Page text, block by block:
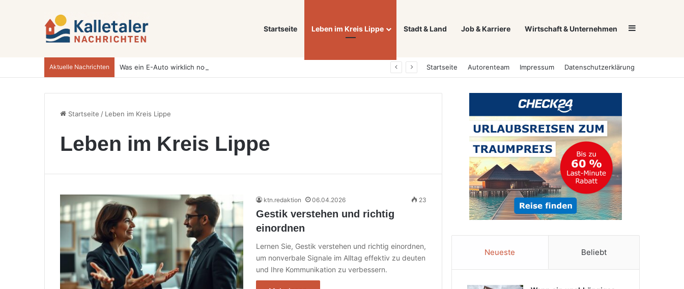
Startseite Leben im Kreis Lippe Stadt & Land Job & Karriere Wirtschaft & Unternehmen Sidebar
Aktuelle Nachrichten Startseite Autorenteam Impressum Datenschutzerklärung
Startseite / Leben im Kreis Lippe
Leben im Kreis Lippe
ktn.redaktion 06.04.2026 23
Gestik verstehen und richtig
einordnen
Lernen Sie, Gestik verstehen und richtig einordnen,
um nonverbale Signale im Alltag effektiv zu deuten
und Ihre Kommunikation zu verbessern.
Neueste Beliebt